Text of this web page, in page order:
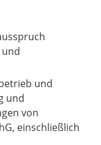
und
und
von
einschließlich